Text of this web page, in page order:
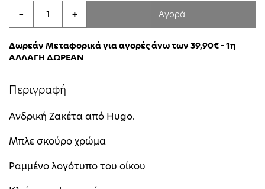
− + Αγορά
Δωρεάν Μεταφορικά για αγορές άνω των 39,90€ - 1η
ΑΛΛΑΓΗ ΔΩΡΕΑΝ
Περιγραφή
Ανδρική Ζακέτα από Hugo.
Μπλε σκούρο χρώμα
Ραμμένο λογότυπο του οίκου